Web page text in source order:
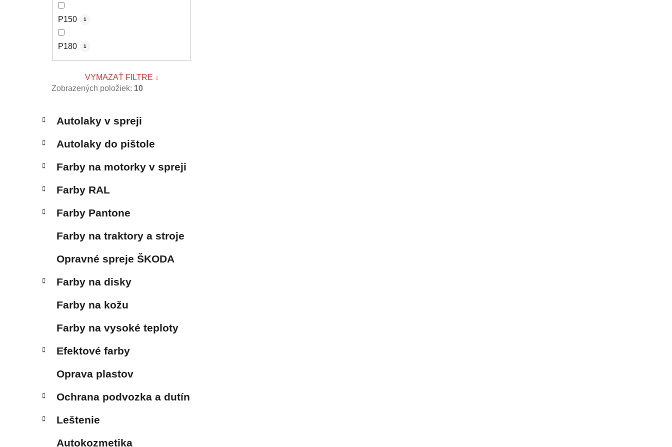
P150 1
P180 1
VYMAZAŤ FILTRE
Zobrazených položiek: 10
kategórie
a
e
ó
i
Autolaky v spreji
Autolaky do pištole
Farby na motorky v spreji
Farby RAL
Farby Pantone
Farby na traktory a stroje
Opravné spreje ŠKODA
Farby na disky
Farby na kožu
Farby na vysoké teploty
Efektové farby
Oprava plastov
Ochrana podvozka a dutín
Leštenie
Autokozmetika